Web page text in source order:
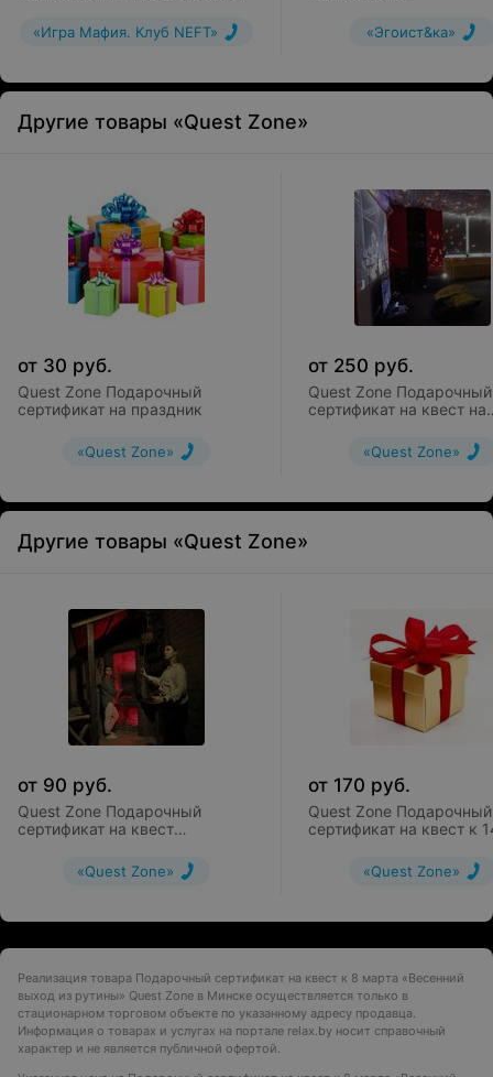
«Игра Мафия. Клуб NEFT» «Эгоист&ка»
Другие товары «Quest Zone»
от 30 руб.
Quest Zone Подарочный
сертификат на праздник
«Quest Zone»
от 250 руб.
Quest Zone Подарочный
сертификат на квест на
компании до 6 человек)
«Quest Zone»
Другие товары «Quest Zone»
от 90 руб.
Quest Zone Подарочный
сертификат на квест
«Quest Zone»
от 170 руб.
Quest Zone Подарочный
сертификат на квест к
минут вместе»
«Quest Zone»
Реализация товара Подарочный сертификат на квест к 8 марта «Весенний
выход из рутины» Quest Zone в Минске осуществляется только в
стационарном торговом объекте по указанному адресу продавца.
Информация о товарах и услугах на портале relax.by носит справочный
характер и не является публичной офертой.